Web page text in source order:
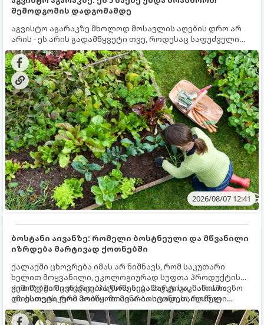
შემოდგომის დადგომამდე
აგვისტო აგარაკზე მხოლოდ მოსავლის აღების დრო არ
არის - ეს არის გადამწყვეტი თვე, როდესაც საფუძველი
ეყრება მომავალი წლის მოსავალს და ბაღი მზადდება
შემოდგომა-ზამთრის სეზონისთვის. იმისათვის, რომ
ნიადაგმა ენერგია აღიდგინოს, ხოლო მცენარეებმა
ზამთარს გაუძლონ, აგვისტოს ბოლომდე 5
მნიშვნელოვანი საქმის გაკეთება უნდა მოასწროთ:
2026/08/07 12:41
ბოსტანი აივანზე: რომელი ბოსტნეული და მწვანილი
იზრდება მარტივად ქოთნებში
ქალაქში ცხოვრება იმას არ ნიშნავს, რომ საკუთარი
ხელით მოყვანილი, ეკოლოგიურად სუფთა პროდუქტის
გემოზე უარი თქვათ. პატარა აივანიც კი საკმარისია
იმისათვის, რომ მოიწყოთ მინი-ბოსტანი, საიდანაც
ყოველდღიურად ახალ, არომატულ მწვანილსა და
ბოსტნეულს მოკრეფთ.
ქოთნებში მცენარეების მოშენება მარტივი, სასიამოვნო
და ესთეტიკური ჰობია. მთავარია იცოდეთ, რომელი
კულტურები ეგუებიან ქოთნის პირობებს ყველაზე კარგად
და როგორ მოუაროთ მათ სწორად.